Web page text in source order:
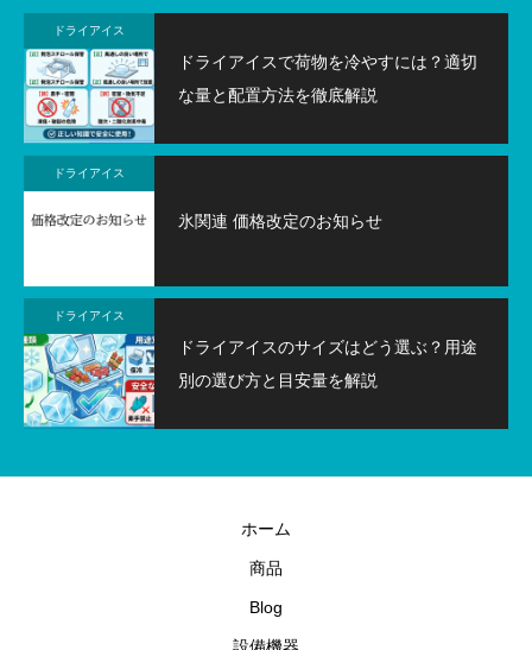
ドライアイス
ドライアイスで荷物を冷やすには？適切
な量と配置方法を徹底解説
ドライアイス
氷関連 価格改定のお知らせ
ドライアイス
ドライアイスのサイズはどう選ぶ？用途
別の選び方と目安量を解説
ホーム
商品
Blog